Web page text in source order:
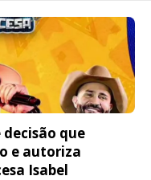
decisão que
e autoriza
Isabel